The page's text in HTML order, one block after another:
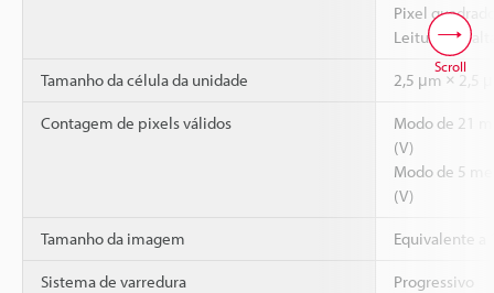
Pixel
Leitura em
Tamanho da célula da unidade 2,5 μm × 2,5
Contagem de pixels válidos
Modo de 21
(V)
Modo de 5
(V)
Tamanho da imagem Equivalente
Sistema de varredura
Progressivo
Scroll